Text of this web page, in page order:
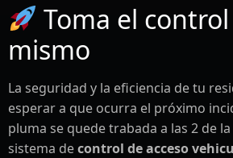
Toma el
mismo
La seguridad y la eficiencia de tu
esperar a que ocurra el próximo
pluma se quede trabada a las 2 de
sistema decontrol de acceso